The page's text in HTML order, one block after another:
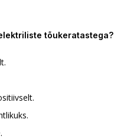
tõukeratastega?